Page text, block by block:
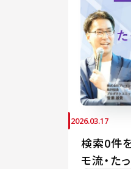
2026.03.17
検索0件
モ流・た